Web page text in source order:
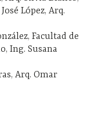
López, Arq.
Facultad de
Ing. Susana
Arq. Omar